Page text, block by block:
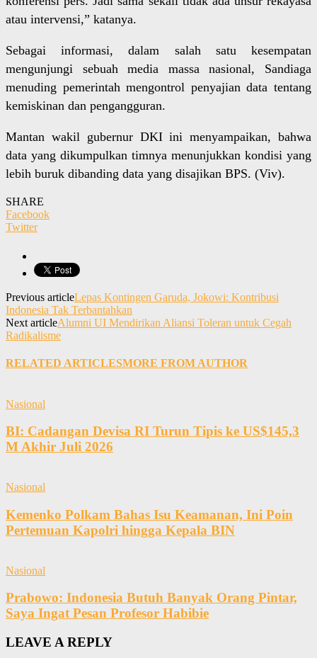
atau intervensi,” katanya.
Sebagai informasi, dalam salah satu kesempatan
mengunjungi sebuah media massa nasional, Sandiaga
menuding pemerintah mengontrol penyajian data tentang
kemiskinan dan pengangguran.
Mantan wakil gubernur DKI ini menyampaikan, bahwa
data yang dikumpulkan timnya menunjukkan kondisi yang
lebih buruk dibanding data yang disajikan BPS. (Viv).
SHARE
Facebook
Twitter
Previous articleLepas Kontingen Garuda, Jokowi: Kontribusi
Indonesia Tak Terbantahkan
Next articleAlumni UI Mendirikan Aliansi Toleran untuk Cegah
Radikalisme
RELATED ARTICLESMORE FROM AUTHOR
Nasional
BI: Cadangan Devisa RI Turun Tipis ke US$145,3
M Akhir Juli 2026
Nasional
Kemenko Polkam Bahas Isu Keamanan, Ini Poin
Pertemuan Kapolri hingga Kepala BIN
Nasional
Prabowo: Indonesia Butuh Banyak Orang Pintar,
Saya Ingat Pesan Profesor Habibie
LEAVE A REPLY